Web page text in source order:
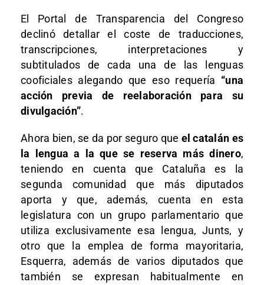
El Portal de Transparencia del Congreso
declinó detallar el coste de traducciones,
transcripciones, interpretaciones y
subtitulados de cada una de las lenguas
cooficiales alegando que eso requería “una
acción previa de reelaboración para su
divulgación”.
Ahora bien, se da por seguro que el catalán es
la lengua a la que se reserva más dinero,
teniendo en cuenta que Cataluña es la
segunda comunidad que más diputados
aporta y que, además, cuenta en esta
legislatura con un grupo parlamentario que
utiliza exclusivamente esa lengua, Junts, y
otro que la emplea de forma mayoritaria,
Esquerra, además de varios diputados que
también se expresan habitualmente en